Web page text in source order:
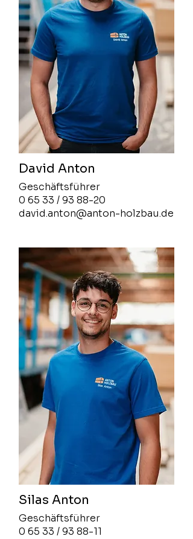
David Anton
Geschäftsführer
0 65 33 / 93 88-20
david.anton@anton-holzbau.de
Silas Anton
Geschäftsführer
0 65 33 / 93 88-11